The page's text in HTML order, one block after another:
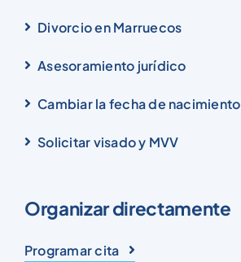
Divorcio en Marruecos
Asesoramiento jurídico
Cambiar la fecha de nacimiento
Solicitar visado y MVV
Organizar directamente
Programar cita